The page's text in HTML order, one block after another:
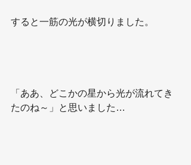
すると一筋の光が横切りました。
「ああ、どこかの星から光が流れてき
たのね～」と思いました…